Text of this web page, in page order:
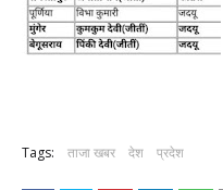
Tags: ताजा खबर देश प्रदेश